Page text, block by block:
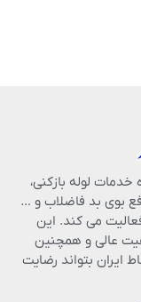
لوله بازکنی،
بوی بد فاضلاب و …
فعالیت می کند. این
عالی و همچنین
بتواند رضایت